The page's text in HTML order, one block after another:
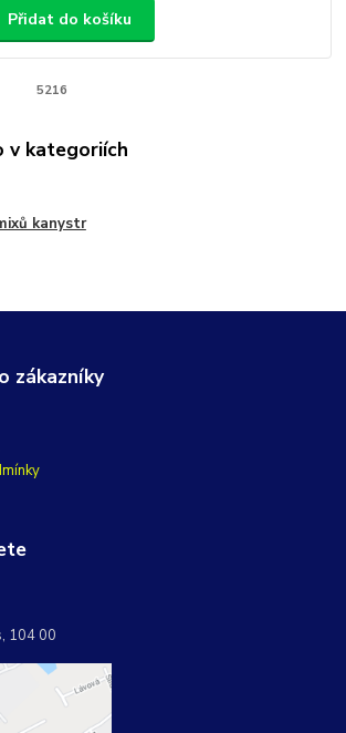
Přidat do košíku
5216
v kategoriích
kanystr
zákazníky
104 00